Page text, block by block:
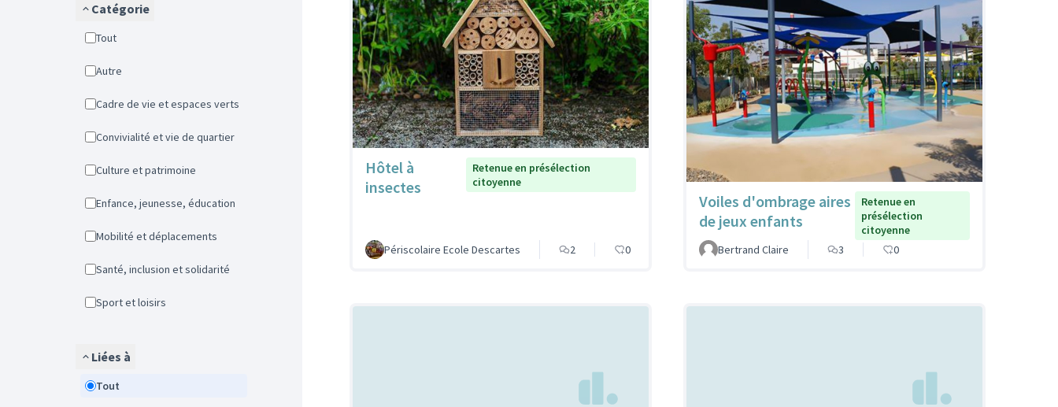
Catégorie
Tout
Autre
Cadre de vie et espaces verts
Convivialité et vie de quartier
Culture et patrimoine
Enfance, jeunesse, éducation
Mobilité et déplacements
Santé, inclusion et solidarité
Sport et loisirs
Liées à
Tout
Hôtel à
insectes
Retenue en présélection
citoyenne
Périscolaire Ecole Descartes 2 0
Voiles d'ombrage aires
de jeux enfants
Retenue en
présélection
citoyenne
Bertrand Claire
3 0